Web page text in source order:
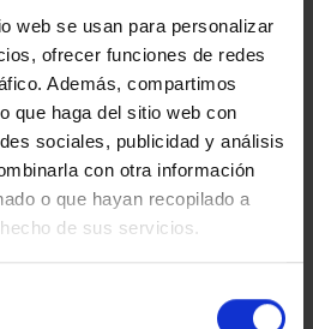
web se usan para personalizar
ofrecer funciones de redes
Además, compartimos
que haga del sitio web con
sociales, publicidad y análisis
con otra información
o que hayan recopilado a
de sus servicios.
CAPITALES ESPAÑOLAS
- CASTELLON DE LA ...
73,00 €